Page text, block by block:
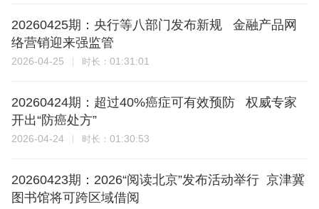
20260425期：央行等八部门发布新规 金融产品网
络营销迎来强监管
2026-04-25 时长： 01:31:01
20260424期：超过40%癌症可有效预防 权威专家
开出“防癌处方”
2026-04-24 时长： 01:30:53
20260423期：2026“阅读北京”发布活动举行 京津冀
图书馆将可跨区域借阅